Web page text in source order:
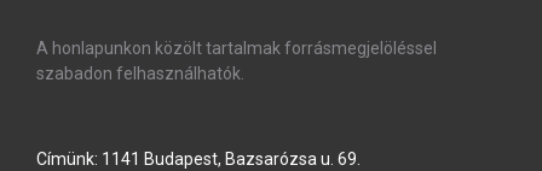
A honlapunkon közölt tartalmak forrásmegjelöléssel
szabadon felhasználhatók.
Címünk: 1141 Budapest, Bazsarózsa u. 69.